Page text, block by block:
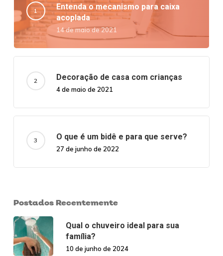
Entenda o mecanismo para caixa
acoplada
14 de maio de 2021
Decoração de casa com crianças
4 de maio de 2021
O que é um bidê e para que serve?
27 de junho de 2022
Postados Recentemente
Qual o chuveiro ideal para sua
família?
10 de junho de 2024